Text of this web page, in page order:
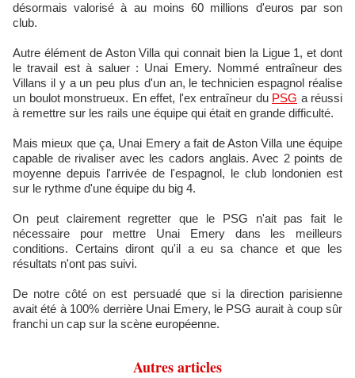
désormais valorisé à au moins 60 millions d'euros par son
club.
Autre élément de Aston Villa qui connait bien la Ligue 1, et dont
le travail est à saluer : Unai Emery. Nommé entraîneur des
Villans il y a un peu plus d'un an, le technicien espagnol réalise
un boulot monstrueux. En effet, l'ex entraîneur du PSG a réussi
à remettre sur les rails une équipe qui était en grande difficulté.
Mais mieux que ça, Unai Emery a fait de Aston Villa une équipe
capable de rivaliser avec les cadors anglais. Avec 2 points de
moyenne depuis l'arrivée de l'espagnol, le club londonien est
sur le rythme d'une équipe du big 4.
On peut clairement regretter que le PSG n'ait pas fait le
nécessaire pour mettre Unai Emery dans les meilleurs
conditions. Certains diront qu'il a eu sa chance et que les
résultats n'ont pas suivi.
De notre côté on est persuadé que si la direction parisienne
avait été à 100% derrière Unai Emery, le PSG aurait à coup sûr
franchi un cap sur la scène européenne.
Autres articles